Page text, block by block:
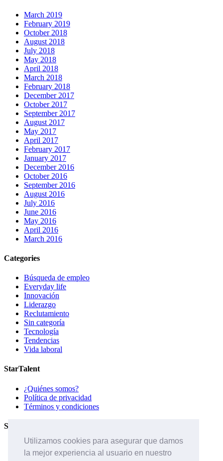
Utilizamos cookies para asegurar que damos
la mejor experiencia al usuario en nuestro
March 2019
February 2019
October 2018
August 2018
July 2018
May 2018
April 2018
March 2018
February 2018
December 2017
October 2017
September 2017
August 2017
May 2017
April 2017
February 2017
January 2017
December 2016
October 2016
September 2016
August 2016
July 2016
June 2016
May 2016
April 2016
March 2016
Categories
Búsqueda de empleo
Everyday life
Innovación
Liderazgo
Reclutamiento
Sin categoría
Tecnología
Tendencias
Vida laboral
StarTalent
¿Quiénes somos?
Política de privacidad
Términos y condiciones
Servicios
Páginas de carreras
Sistema ATS